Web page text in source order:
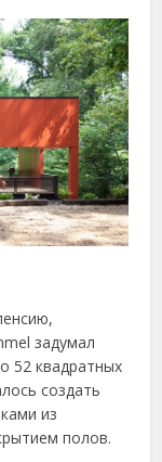
задумал
52 квадратных
создать
из
полов.